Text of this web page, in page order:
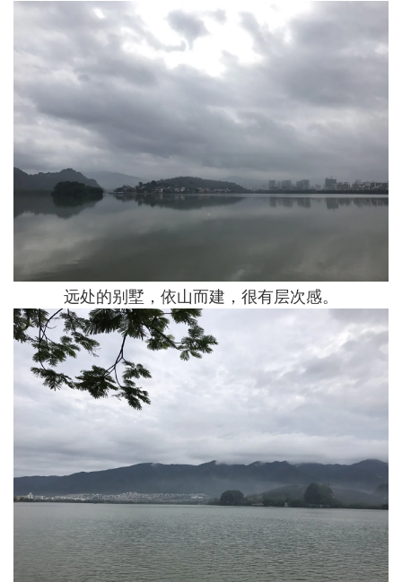
远处的别墅，依山而建，很有层次感。